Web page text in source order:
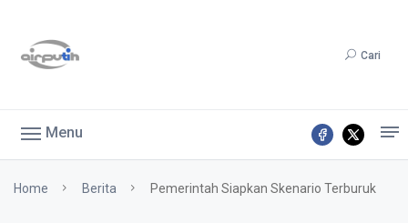
Cari
Menu
Home Berita Pemerintah Siapkan Skenario Terburuk